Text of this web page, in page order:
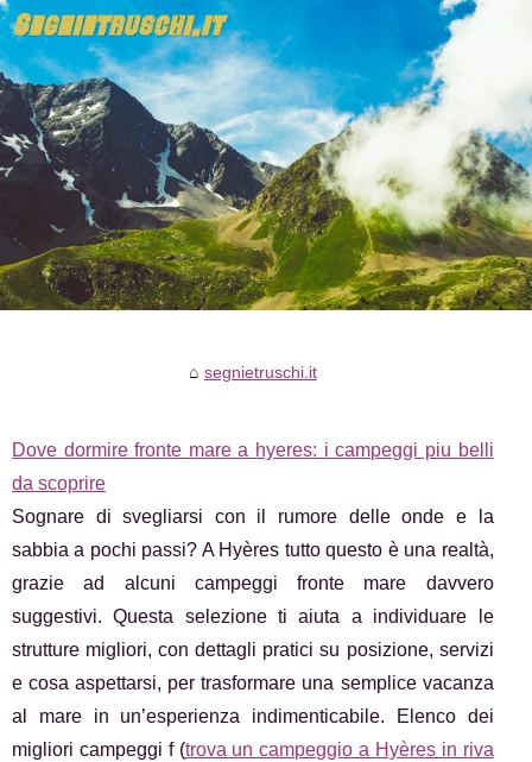
segnietruschi.it
Dove dormire fronte mare a hyeres: i campeggi piu belli
da scoprire
Sognare di svegliarsi con il rumore delle onde e la
sabbia a pochi passi? A Hyères tutto questo è una realtà,
grazie ad alcuni campeggi fronte mare davvero
suggestivi. Questa selezione ti aiuta a individuare le
strutture migliori, con dettagli pratici su posizione, servizi
e cosa aspettarsi, per trasformare una semplice vacanza
al mare in un’esperienza indimenticabile. Elenco dei
migliori campeggi f (trova un campeggio a Hyères in riva